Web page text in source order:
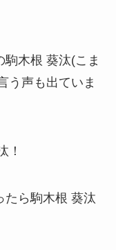
木根 葵汰(こま
う声も出ていま
！
たら駒木根 葵汰